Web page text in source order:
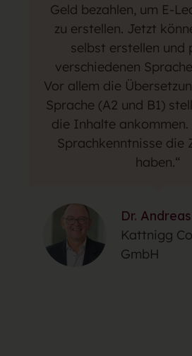
Geld bezahlen, um E-
zu erstellen. Jetzt
selbst erstellen und
verschiedenen
Vor allem die
Sprache (A2 und B1)
die Inhalte ankommen.
Sprachkenntnisse die
haben.“
Dr.
Kattnigg
GmbH